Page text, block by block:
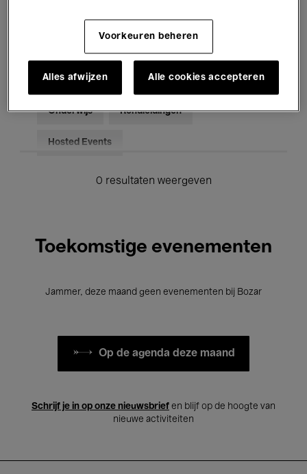
Voor iedereen Kids’ Palace
Onderwijs Rondleidingen
Hosted Events
0 resultaten weergeven
Toekomstige evenementen
Jammer, deze maand geen evenementen bij Bozar
Op de agenda deze maand
Schrijf je in op onze nieuwsbrief en blijf op de hoogte van
nieuwe activiteiten
Voorkeuren beheren
Alles afwijzen Alle cookies accepteren